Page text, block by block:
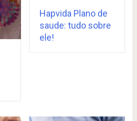
Hapvida Plano de
saude: tudo sobre
ele!